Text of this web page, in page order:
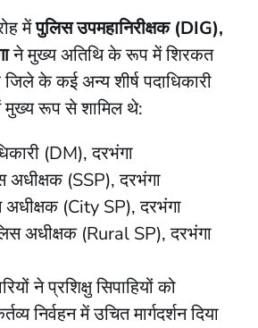
मेंपुलिस उपमहानिरीक्षक (DIG),
ने मुख्य अतिथि के रूप में शिरकत
के कई अन्य शीर्ष पदाधिकारी
मुख्य रूप से शामिल थे:
(DM), दरभंगा
अधीक्षक (SSP), दरभंगा
(City SP), दरभंगा
अधीक्षक (Rural SP), दरभंगा
ने प्रशिक्षु सिपाहियों को
निर्वहन में उचित मार्गदर्शन दिया